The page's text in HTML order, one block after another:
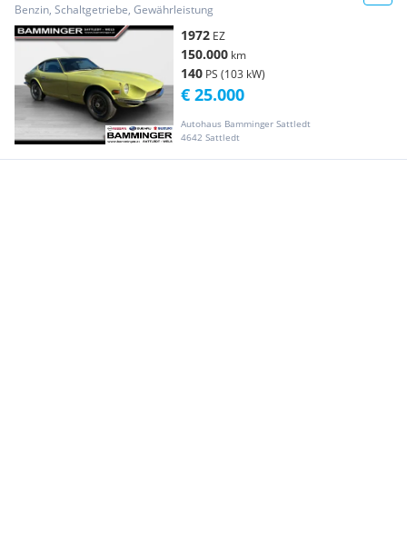
Benzin, Schaltgetriebe, Gewährleistung
1972 EZ
150.000 km
140 PS (103 kW)
Autohaus Bamminger Sattledt
4642 Sattledt
€ 25.000